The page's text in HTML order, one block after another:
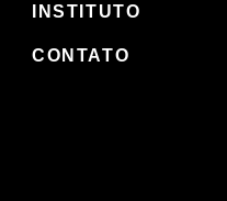
INSTITUTO
CONTATO